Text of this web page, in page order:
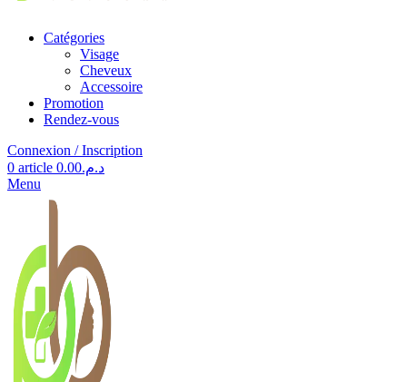
Catégories
Visage
Cheveux
Accessoire
Promotion
Rendez-vous
Connexion / Inscription
0 article د.م.0.00
Menu